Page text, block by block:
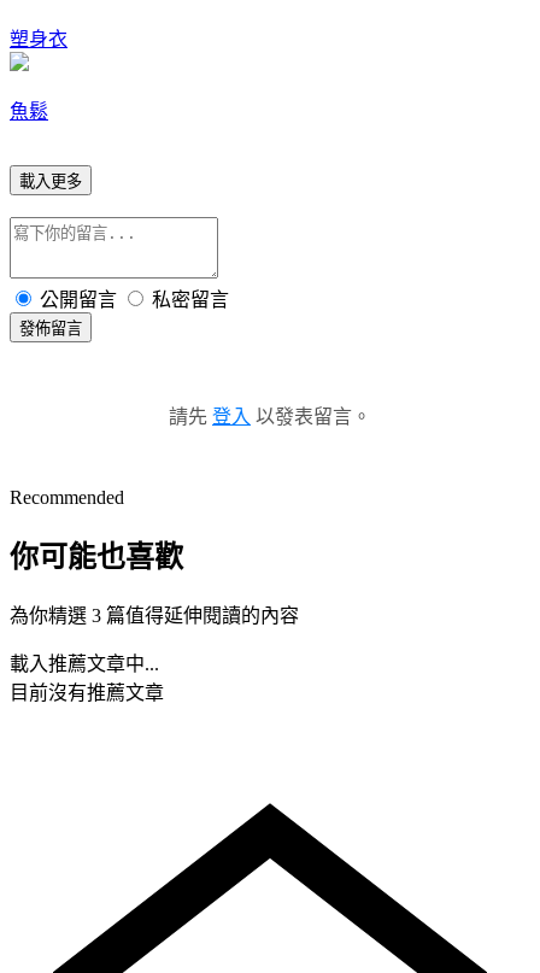
塑身衣
魚鬆
載入更多
公開留言 私密留言
發佈留言
請先 登入 以發表留言。
Recommended
你可能也喜歡
為你精選 3 篇值得延伸閱讀的內容
載入推薦文章中...
目前沒有推薦文章